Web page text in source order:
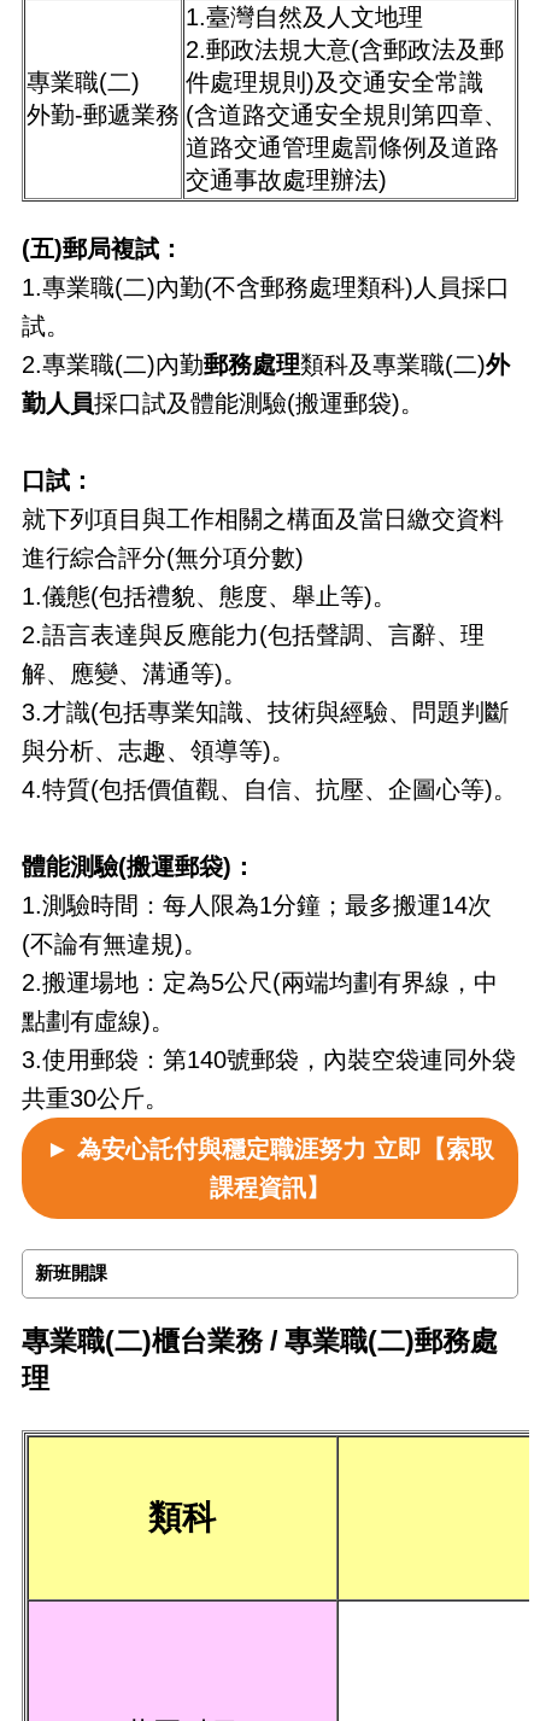
專業職(二)
外勤-郵遞業務
1.臺灣自然及人文地理
2.郵政法規大意(含郵政法及郵
件處理規則)及交通安全常識
(含道路交通安全規則第四章、
道路交通管理處罰條例及道路
交通事故處理辦法)
(五)郵局複試：
1.專業職(二)內勤(不含郵務處理類科)人員採口
試。
2.專業職(二)內勤郵務處理類科及專業職(二)外
勤人員採口試及體能測驗(搬運郵袋)。
口試：
就下列項目與工作相關之構面及當日繳交資料
進行綜合評分(無分項分數)
1.儀態(包括禮貌、態度、舉止等)。
2.語言表達與反應能力(包括聲調、言辭、理
解、應變、溝通等)。
3.才識(包括專業知識、技術與經驗、問題判斷
與分析、志趣、領導等)。
4.特質(包括價值觀、自信、抗壓、企圖心等)。
體能測驗(搬運郵袋)：
1.測驗時間：每人限為1分鐘；最多搬運14次
(不論有無違規)。
2.搬運場地：定為5公尺(兩端均劃有界線，中
點劃有虛線)。
3.使用郵袋：第140號郵袋，內裝空袋連同外袋
共重30公斤。
► 為安心託付與穩定職涯努力 立即【索取
課程資訊】
新班開課
專業職(二)櫃台業務 / 專業職(二)郵務處
理
類科